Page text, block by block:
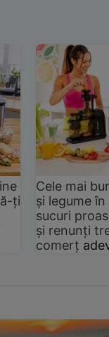
ți
Cele mai
și legume
sucuri
și renunți
comerț